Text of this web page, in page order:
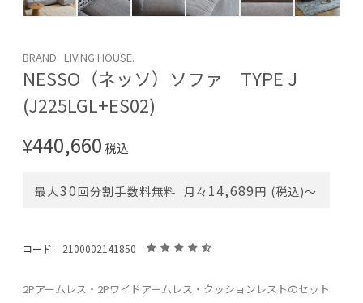
BRAND: LIVING HOUSE.
NESSO（ネッソ）ソファ TYPE J
(J225LGL+ES02)
¥440,660税込
最大30回分割手数料無料 月々 14,689円 (税込)〜
コード: 2100002141850
2Pアームレス・2Pワイドアームレス・クッションレストのセット